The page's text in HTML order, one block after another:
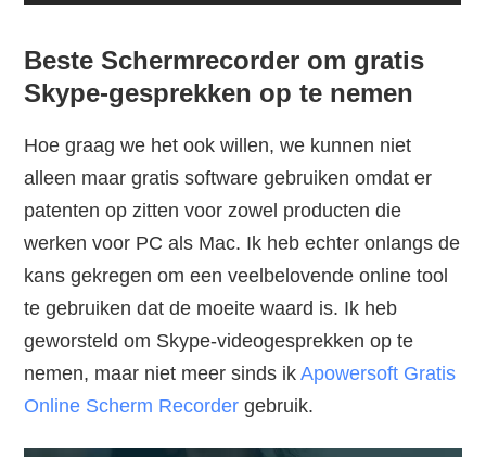
Beste Schermrecorder om gratis
Skype-gesprekken op te nemen
Hoe graag we het ook willen, we kunnen niet
alleen maar gratis software gebruiken omdat er
patenten op zitten voor zowel producten die
werken voor PC als Mac. Ik heb echter onlangs de
kans gekregen om een veelbelovende online tool
te gebruiken dat de moeite waard is. Ik heb
geworsteld om Skype-videogesprekken op te
nemen, maar niet meer sinds ikApowersoft Gratis
Online Scherm Recordergebruik.